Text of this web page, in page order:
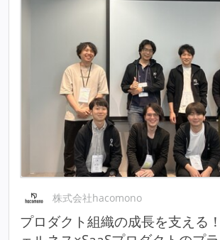
株式会社hacomono
プロダクト組織の成長を支える